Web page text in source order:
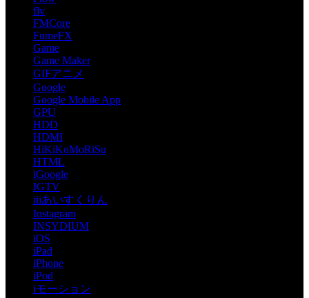
flv
FMCore
FumeFX
Game
Game Maker
GIFアニメ
Google
Google Mobile App
GPU
HDD
HDMI
HiKiKoMoRiSu
HTML
iGoogle
IGTV
iiiあいすくりん
Instagram
INSYDIUM
iOS
iPad
iPhone
iPod
iモーション